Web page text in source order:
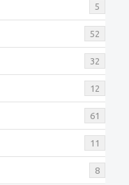
5
52
32
12
61
11
8